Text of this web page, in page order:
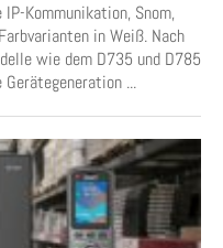
Kommunikation, Snom,
in Weiß. Nach
wie dem D735 und D785
...